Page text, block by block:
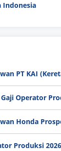
Indonesia